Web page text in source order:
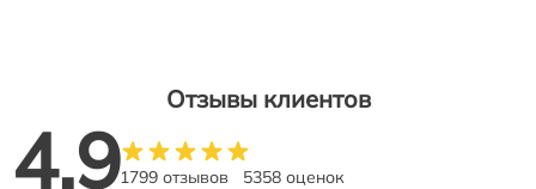
Отзывы клиентов
4.91799 отзывов 5358 оценок